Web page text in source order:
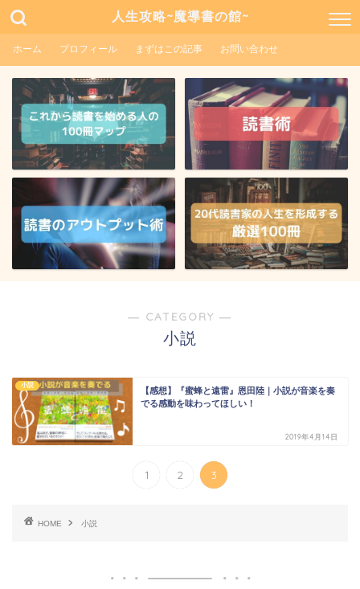
人生攻略~魔導書の館~
ホーム プロフィール まずはこの記事 お問い合わせ
― CATEGORY ―
小説
小説
【感想】『蜜蜂と遠雷』恩田陸｜小説が音楽を奏
でる感動を味わってほしい！
2019年4月14日
1 2 3
HOME 小説